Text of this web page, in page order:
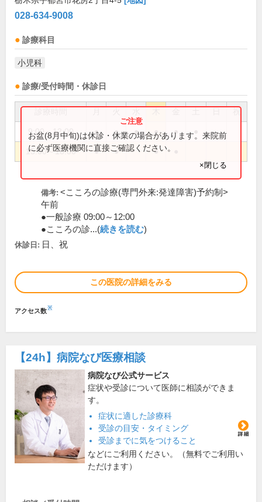
028-634-9008
診療科目
小児科
診療/受付時間・休診日
祝
9:00～12:00 ● ● ● ● ●
15:00～18:00 ● ● ●
お盆(8月中旬)は休診・休業の場合があります。来院前
に必ず医療機関に直接ご確認ください。
×閉じる
備考: <こころの診療(専門外来:発達障害)予約制>
午前
●一般診療 09:00～12:00
●こころの診...(続きを読む)
休診日: 日、祝
この医院の詳細をみる
アクセス数※
【24h】 病院なび医療相談
病院なび公式サービス
症状や受診について医師に相談ができま
す。
症状に適した診療科
受診の目安・タイミング
受診までに気をつけること
などにご利用ください。（無料でご利用い
ただけます）